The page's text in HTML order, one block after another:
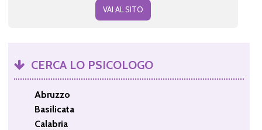
VAI AL SITO
CERCA LO PSICOLOGO
Abruzzo
Basilicata
Calabria